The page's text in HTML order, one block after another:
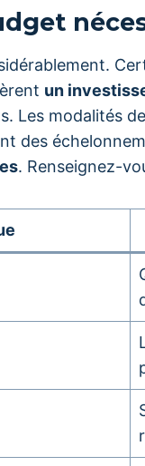
un
Les modalités
des
. Renseignez-